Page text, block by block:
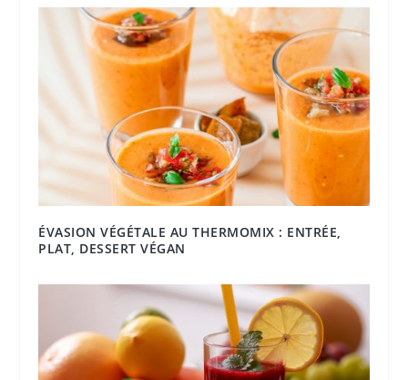
ÉVASION VÉGÉTALE AU THERMOMIX : ENTRÉE,
PLAT, DESSERT VÉGAN